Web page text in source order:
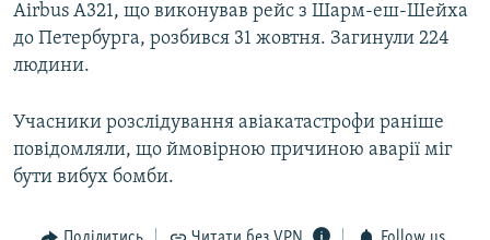
Airbus А321, що виконував рейс з Шарм-еш-Шейха
до Петербурга, розбився 31 жовтня. Загинули 224
людини.
Учасники розслідування авіакатастрофи раніше
повідомляли, що ймовірною причиною аварії міг
бути вибух бомби.